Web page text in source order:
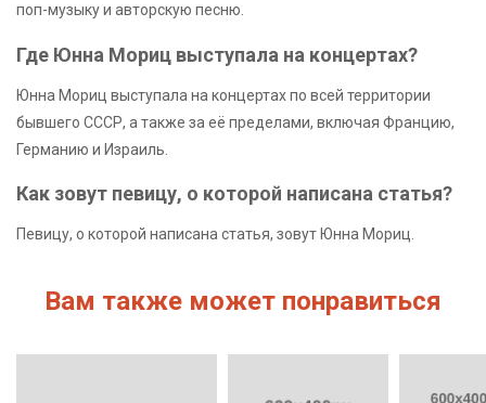
поп-музыку и авторскую песню.
Где Юнна Мориц выступала на концертах?
Юнна Мориц выступала на концертах по всей территории
бывшего СССР, а также за её пределами, включая Францию,
Германию и Израиль.
Как зовут певицу, о которой написана статья?
Певицу, о которой написана статья, зовут Юнна Мориц.
Вам также может понравиться